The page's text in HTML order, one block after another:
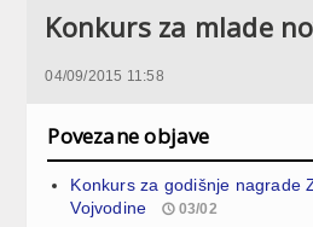
Konkurs za mlade
04/09/2015 11:58
Povezane objave
Konkurs za godišnje nagrade
Vojvodine
03/02